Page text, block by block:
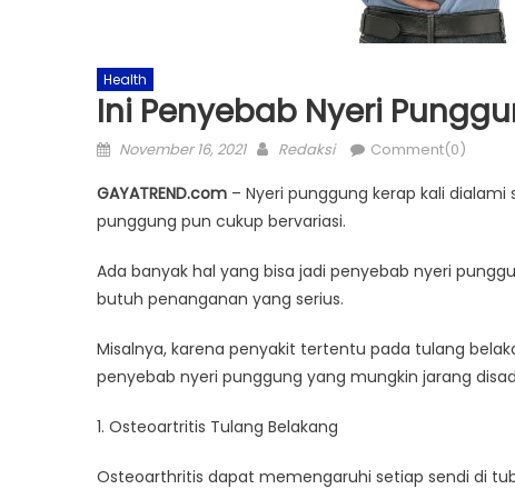
Health
Ini Penyebab Nyeri
Posted
November 16, 2021 Author
Redaksi Comment(0)
GAYATREND.com – Nyeri punggung kerap kali
punggung pun cukup bervariasi.
Ada banyak hal yang bisa jadi penyebab nyeri
butuh penanganan yang serius.
Misalnya, karena penyakit tertentu pada tulang
penyebab nyeri punggung yang mungkin jarang
1. Osteoartritis Tulang Belakang
Osteoarthritis dapat memengaruhi setiap sendi di